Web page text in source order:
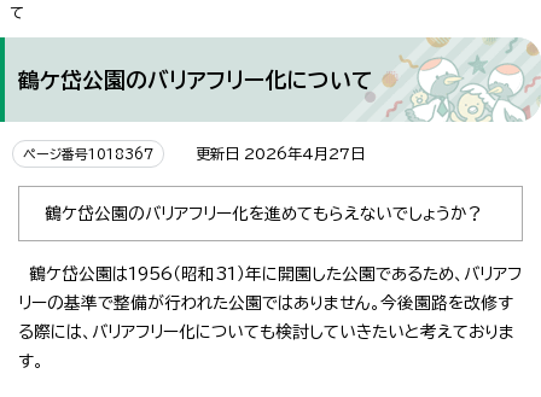
て
鶴ケ岱公園のバリアフリー化について
ページ番号1018367 更新日 2026年4月27日
鶴ケ岱公園のバリアフリー化を進めてもらえないでしょうか？
鶴ケ岱公園は1956（昭和31）年に開園した公園であるため、バリアフ
リーの基準で整備が行われた公園ではありません。今後園路を改修す
る際には、バリアフリー化についても検討していきたいと考えておりま
す。